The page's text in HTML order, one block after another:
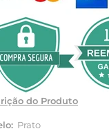
do Produto
Prato